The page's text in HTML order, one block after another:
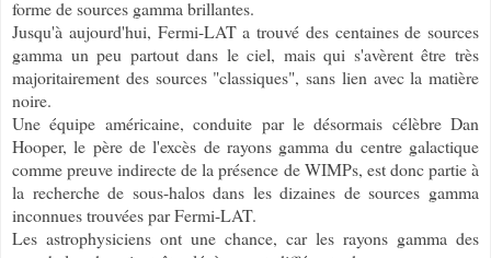
forme de sources gamma brillantes.
Jusqu'à aujourd'hui, Fermi-LAT a trouvé des centaines de sources
gamma un peu partout dans le ciel, mais qui s'avèrent être très
majoritairement des sources "classiques", sans lien avec la matière
noire.
Une équipe américaine, conduite par le désormais célèbre Dan
Hooper, le père de l'excès de rayons gamma du centre galactique
comme preuve indirecte de la présence de WIMPs, est donc partie à
la recherche de sous-halos dans les dizaines de sources gamma
inconnues trouvées par Fermi-LAT.
Les astrophysiciens ont une chance, car les rayons gamma des